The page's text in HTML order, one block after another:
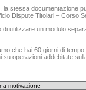
la stessa documentazione
Dispute Titolari – Corso
di utilizzare un modulo
che hai 60 giorni di
su operazioni addebitate